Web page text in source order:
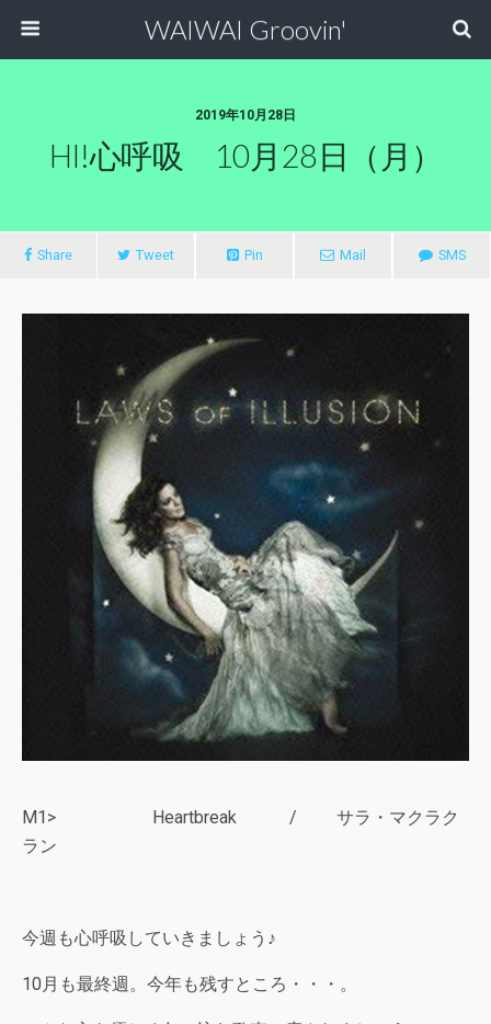
WAIWAI Groovin'
2019年10月28日
HI!心呼吸 10月28日（月）
Share Tweet Pin Mail SMS
M1> Heartbreak / サラ・マクラク
ラン
今週も心呼吸していきましょう♪
10月も最終週。今年も残すところ・・・。